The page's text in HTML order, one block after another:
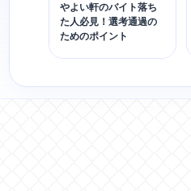
やよい軒のバイト落ち
た人必見！選考通過の
ためのポイント